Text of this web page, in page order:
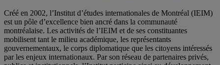
Créé en 2002, l’Institut d’études internationales de Montréal (IEIM)
est un pôle d’excellence bien ancré dans la communauté
montréalaise. Les activités de l’IEIM et de ses constituantes
mobilisent tant le milieu académique, les représentants
gouvernementaux, le corps diplomatique que les citoyens intéressés
par les enjeux internationaux. Par son réseau de partenaires privés,